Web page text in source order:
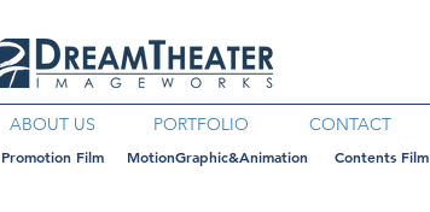
ABOUT US PORTFOLIO CONTACT
Promotion Film MotionGraphic&Animation Contents Film